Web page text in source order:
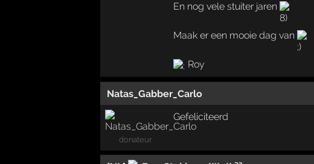
En nog vele stuiter jaren
Maak er een mooie dag van
Roy
Natas_Gabber_Carlo
donateur
Gefeliciteerd